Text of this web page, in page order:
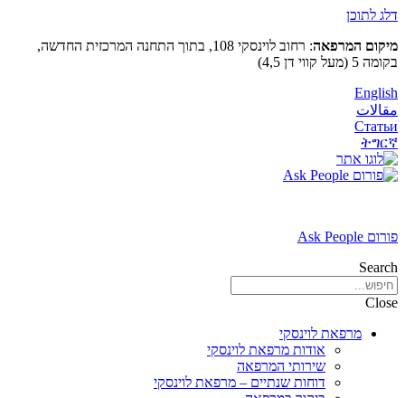
דלג לתוכן
מיקום המרפאה
: רחוב לוינסקי 108, בתוך התחנה המרכזית החדשה,
בקומה 5 (מעל קווי דן 4,5)
English
مقالات
Статьи
ትግርኛ
פורום Ask People
Search
Close
מרפאת לוינסקי
אודות מרפאת לוינסקי
שירותי המרפאה
דוחות שנתיים – מרפאת לוינסקי